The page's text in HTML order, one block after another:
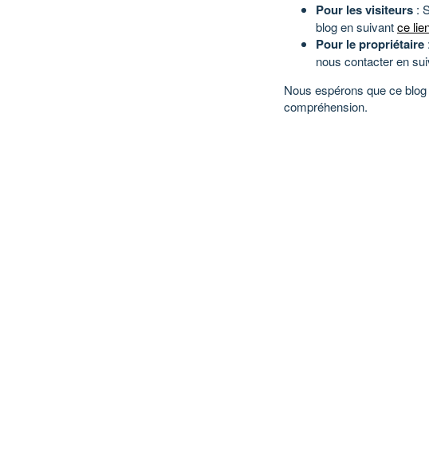
Pour les visiteurs :
blog en suivantce
Pour le propriétaire
nous contacter en
Nous espérons que ce
compréhension.